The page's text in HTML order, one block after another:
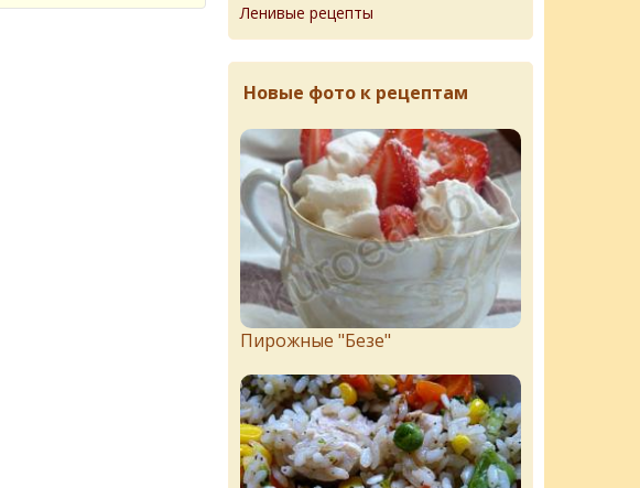
Ленивые рецепты
Новые фото к рецептам
Пирожныe "Бeзe"